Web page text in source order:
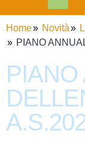
Home Novità
PIANO
PIANO